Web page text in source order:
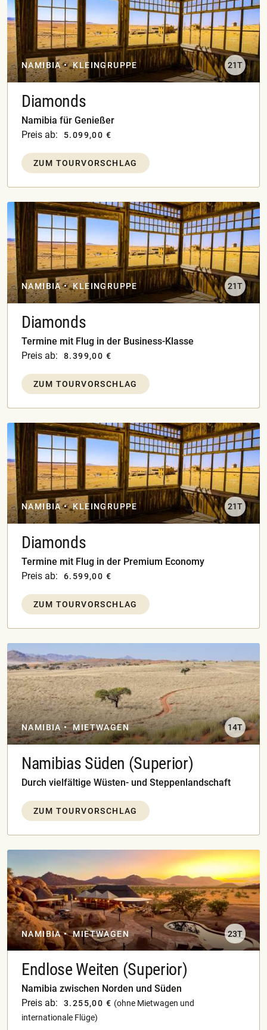
NAMIBIA KLEINGRUPPE 21T
Diamonds
Namibia für Genießer
Preis ab:
5.099,00 €
ZUM TOURVORSCHLAG
NAMIBIA KLEINGRUPPE 21T
Diamonds
Termine mit Flug in der Business-Klasse
Preis ab:
8.399,00 €
ZUM TOURVORSCHLAG
NAMIBIA KLEINGRUPPE 21T
Diamonds
Termine mit Flug in der Premium Economy
Preis ab:
6.599,00 €
ZUM TOURVORSCHLAG
NAMIBIA MIETWAGEN 14T
Namibias Süden (Superior)
Durch vielfältige Wüsten- und Steppenlandschaft
ZUM TOURVORSCHLAG
NAMIBIA MIETWAGEN 23T
Endlose Weiten (Superior)
Namibia zwischen Norden und Süden
Preis ab:
3.255,00 € (ohne Mietwagen und
internationale Flüge)